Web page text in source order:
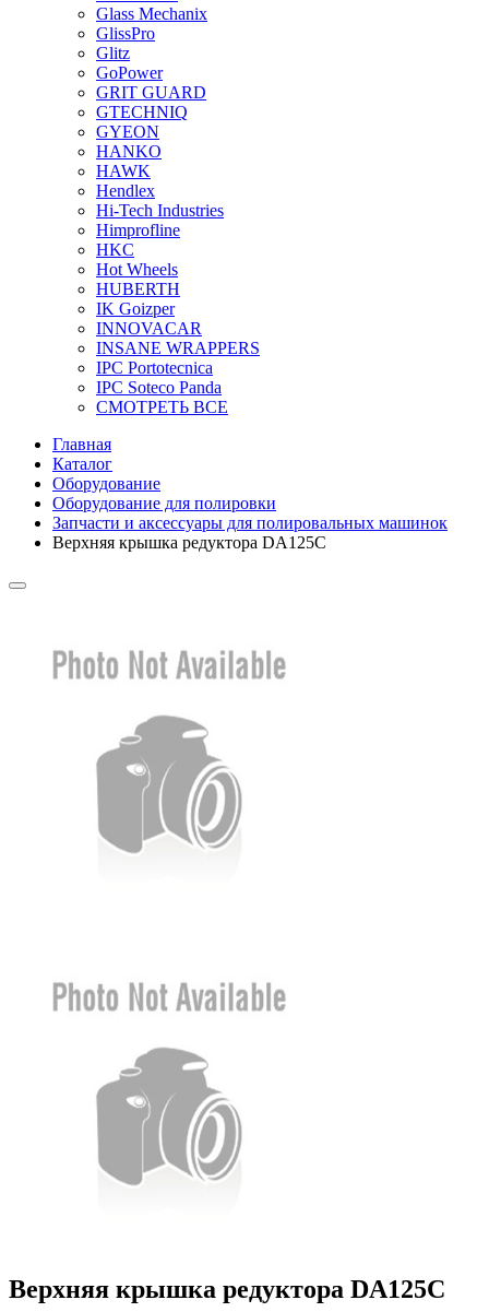
Glass Mechanix
GlissPro
Glitz
GoPower
GRIT GUARD
GTECHNIQ
GYEON
HANKO
HAWK
Hendlex
Hi-Tech Industries
Himprofline
HKC
Hot Wheels
HUBERTH
IK Goizper
INNOVACAR
INSANE WRAPPERS
IPC Portotecnica
IPC Soteco Panda
СМОТРЕТЬ ВСЕ
Главная
Каталог
Оборудование
Оборудование для полировки
Запчасти и аксессуары для полировальных машинок
Верхняя крышка редуктора DA125C
Верхняя крышка редуктора DA125C